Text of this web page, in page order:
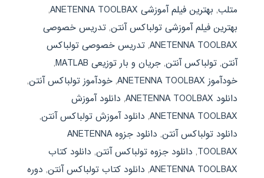
متلب, بهترین فیلم آموزشی ANETENNA TOOLBAX
,
بهترین فیلم آموزشی تولباکس آنتن, تدریس خصوصی
ANETENNA TOOLBAX
, تدریس خصوصی تولباکس
آنتن, تولباکس آنتن, جریان و بار توزیعی MATLAB
,
خودآموز ANETENNA TOOLBAX
, خودآموز تولباکس آنتن,
دانلود ANETENNA TOOLBAX
, دانلود آموزش
ANETENNA TOOLBAX
, دانلود آموزش تولباکس آنتن,
دانلود تولباکس آنتن,
دانلود جزوه ANETENNA
TOOLBAX
, دانلود جزوه تولباکس آنتن, دانلود کتاب
ANETENNA TOOLBAX
, دانلود کتاب تولباکس آنتن, دوره